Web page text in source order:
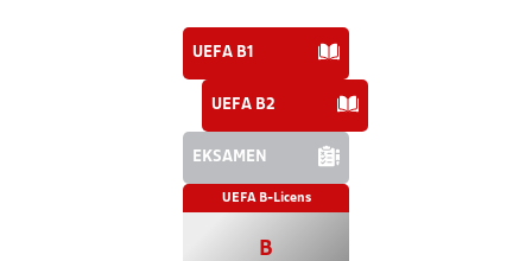
UEFA B1
UEFA B2
EKSAMEN
UEFA B-Licens
B